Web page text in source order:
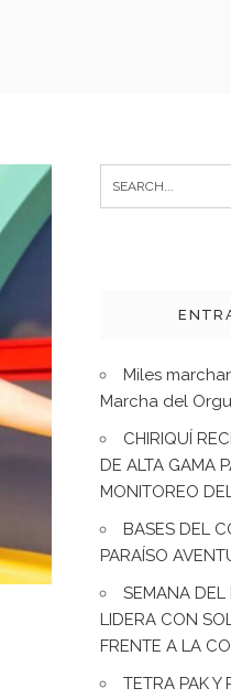
for:
Miles
Marcha del
CHIRIQUÍ
DE ALTA GAMA
MONITOREO
BASES DEL
PARAÍSO
SEMANA DEL
LIDERA CON
FRENTE A LA
TETRA PAK Y